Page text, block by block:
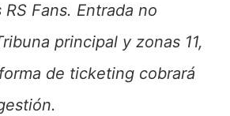
Fans. Entrada no
principal y zonas 11,
de ticketing cobrará